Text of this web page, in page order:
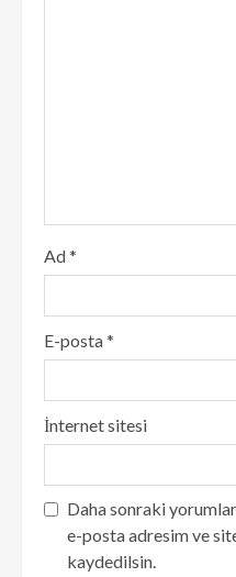
Ad*
E-posta*
İnternet sitesi
Daha sonraki
e-posta adresim ve
kaydedilsin.